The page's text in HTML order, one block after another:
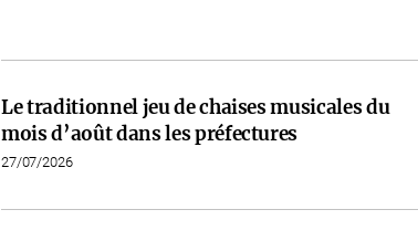
Le traditionnel jeu de chaises musicales du
mois d’août dans les préfectures
27/07/2026